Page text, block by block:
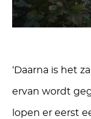
‘Daarna is het
ervan wordt
lopen er eerst